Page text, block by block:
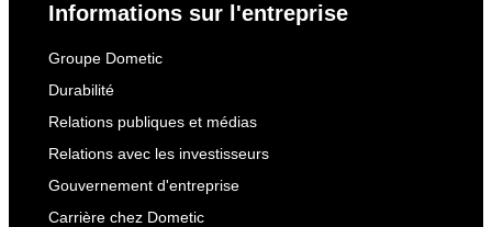
Informations sur l'entreprise
Groupe Dometic
Durabilité
Relations publiques et médias
Relations avec les investisseurs
Gouvernement d'entreprise
Carrière chez Dometic